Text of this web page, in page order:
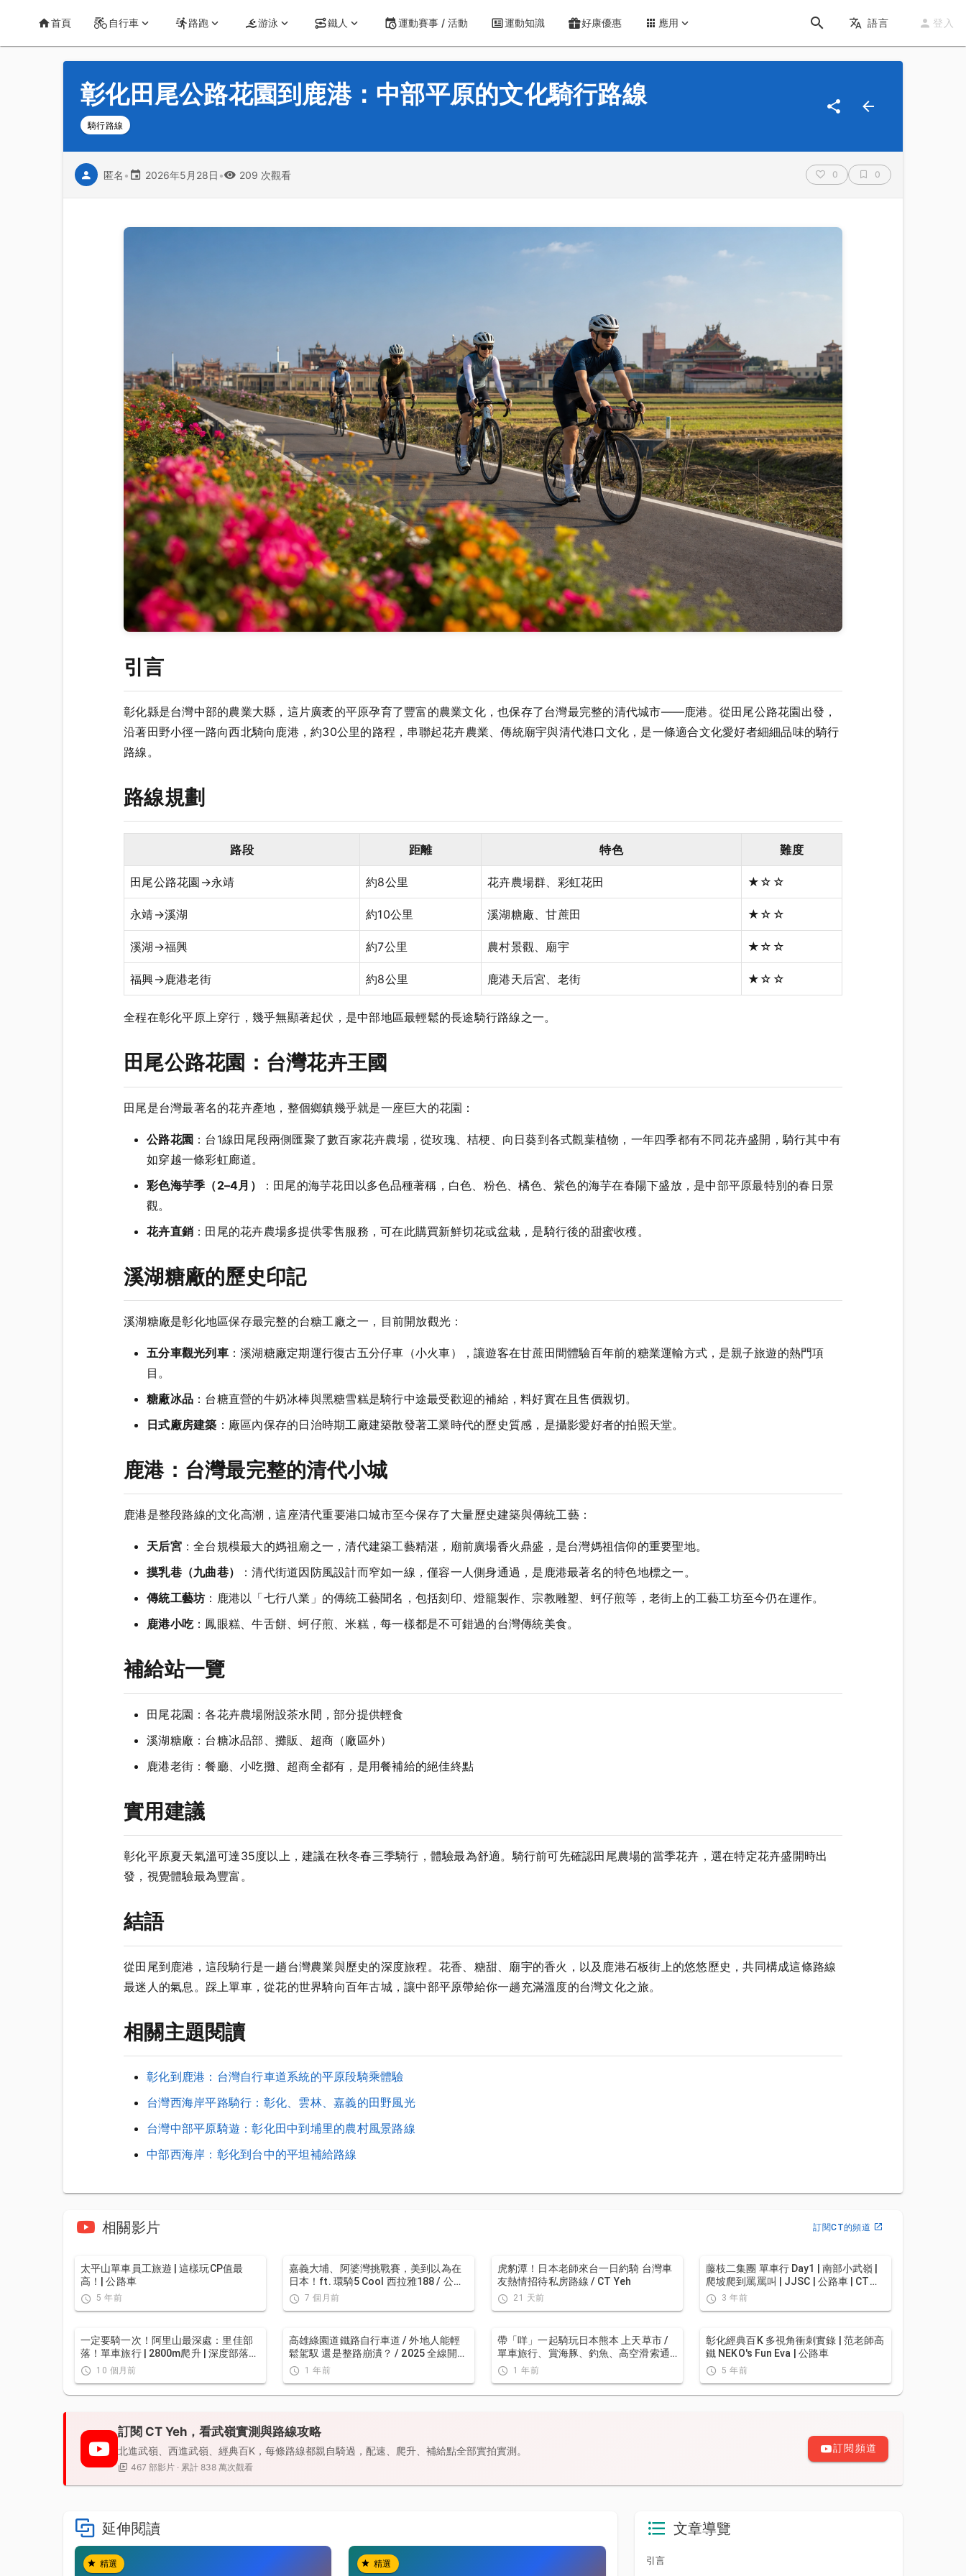
CT Yeh 公路車基地
首頁 自行車 路跑 游泳 鐵人 運動賽事 / 活動 運動知識 好康優惠 應用 語言 登入
運動知識 詳情
彰化田尾公路花園到鹿港：中部平原的文化騎行路線
騎行路線
匿名 • 2026年5月28日 • 209 次觀看 0 0
引言
彰化縣是台灣中部的農業大縣，這片廣袤的平原孕育了豐富的農業文化，也保存了台灣最完整的清代城市——鹿港。從田尾公路花園出發，
沿著田野小徑一路向西北騎向鹿港，約30公里的路程，串聯起花卉農業、傳統廟宇與清代港口文化，是一條適合文化愛好者細細品味的騎行
路線。
路線規劃
路段 距離 特色 難度
田尾公路花園→永靖 約8公里 花卉農場群、彩虹花田 ★☆☆
永靖→溪湖 約10公里 溪湖糖廠、甘蔗田 ★☆☆
溪湖→福興 約7公里 農村景觀、廟宇 ★☆☆
福興→鹿港老街 約8公里 鹿港天后宮、老街 ★☆☆
全程在彰化平原上穿行，幾乎無顯著起伏，是中部地區最輕鬆的長途騎行路線之一。
田尾公路花園：台灣花卉王國
田尾是台灣最著名的花卉產地，整個鄉鎮幾乎就是一座巨大的花園：
公路花園 ：台1線田尾段兩側匯聚了數百家花卉農場，從玫瑰、桔梗、向日葵到各式觀葉植物，一年四季都有不同花卉盛開，騎行其中有
如穿越一條彩虹廊道。
彩色海芋季（2–4月）
：田尾的海芋花田以多色品種著稱，白色、粉色、橘色、紫色的海芋在春陽下盛放，是中部平原最特別的春日景
觀。
花卉直銷 ：田尾的花卉農場多提供零售服務，可在此購買新鮮切花或盆栽，是騎行後的甜蜜收穫。
溪湖糖廠的歷史印記
溪湖糖廠是彰化地區保存最完整的台糖工廠之一，目前開放觀光：
五分車觀光列車：溪湖糖廠定期運行復古五分仔車（小火車），讓遊客在甘蔗田間體驗百年前的糖業運輸方式，是親子旅遊的熱門項
目。
糖廠冰品 ：台糖直營的牛奶冰棒與黑糖雪糕是騎行中途最受歡迎的補給，料好實在且售價親切。
日式廠房建築 ：廠區內保存的日治時期工廠建築散發著工業時代的歷史質感，是攝影愛好者的拍照天堂。
鹿港：台灣最完整的清代小城
鹿港是整段路線的文化高潮，這座清代重要港口城市至今保存了大量歷史建築與傳統工藝：
天后宮：全台規模最大的媽祖廟之一，清代建築工藝精湛，廟前廣場香火鼎盛，是台灣媽祖信仰的重要聖地。
摸乳巷（九曲巷）
：清代街道因防風設計而窄如一線，僅容一人側身通過，是鹿港最著名的特色地標之一。
傳統工藝坊 ：鹿港以「七行八業」的傳統工藝聞名，包括刻印、燈籠製作、宗教雕塑、蚵仔煎等，老街上的工藝工坊至今仍在運作。
鹿港小吃：鳳眼糕、牛舌餅、蚵仔煎、米糕，每一樣都是不可錯過的台灣傳統美食。
補給站一覽
田尾花園：各花卉農場附設茶水間，部分提供輕食
溪湖糖廠：台糖冰品部、攤販、超商（廠區外）
鹿港老街：餐廳、小吃攤、超商全都有，是用餐補給的絕佳終點
實用建議
彰化平原夏天氣溫可達35度以上，建議在秋冬春三季騎行，體驗最為舒適。騎行前可先確認田尾農場的當季花卉，選在特定花卉盛開時出
發，視覺體驗最為豐富。
結語
從田尾到鹿港，這段騎行是一趟台灣農業與歷史的深度旅程。花香、糖甜、廟宇的香火，以及鹿港石板街上的悠悠歷史，共同構成這條路線
最迷人的氣息。踩上單車，從花的世界騎向百年古城，讓中部平原帶給你一趟充滿溫度的台灣文化之旅。
相關主題閱讀
彰化到鹿港：台灣自行車道系統的平原段騎乘體驗
台灣西海岸平路騎行：彰化、雲林、嘉義的田野風光
台灣中部平原騎遊：彰化田中到埔里的農村風景路線
中部西海岸：彰化到台中的平坦補給路線
相關影片 訂閱CT的頻道
太平山單車員工旅遊 | 這樣玩CP值最
高！| 公路車
5 年前
嘉義大埔、阿婆灣挑戰賽，美到以為在
日本！ft. 環騎5 Cool 西拉雅188 / 公路
車 / CT Yeh
7 個月前
虎豹潭！日本老師來台一日約騎 台灣車
友熱情招待私房路線 / CT Yeh
21 天前
藤枝二集團 單車行 Day1 | 南部小武嶺 |
爬坡爬到罵罵叫 | JJSC | 公路車 | CT
Yeh3 年前
一定要騎一次！阿里山最深處：里佳部
落！單車旅行 | 2800m爬升 | 深度部落體
驗：嗨翻晚會、螢火蟲、銀河 | feat.
JJSC & 廢物伙伴 | 公路車 CT Yeh
10 個月前
高雄綠園道鐵路自行車道 / 外地人能輕
鬆駕馭 還是整路崩潰？ / 2025 全線開通
春節實地探索一次！(附GPS連結）/ 公
路車 / CT Yeh
1 年前
帶「咩」一起騎玩日本熊本 上天草市 /
單車旅行、賞海豚、釣魚、高空滑索通
通有！/ 公路車 / CT Yeh /
1 年前
彰化經典百K 多視角衝刺實錄 | 范老師高
鐵 NEKO's Fun Eva | 公路車
5 年前
訂閱 CT Yeh，看武嶺實測與路線攻略
北進武嶺、西進武嶺、經典百K，每條路線都親自騎過，配速、爬升、補給點全部實拍實測。
467 部影片 · 累計 838 萬次觀看
訂閱頻道
延伸閱讀
精選 精選
文章導覽
引言